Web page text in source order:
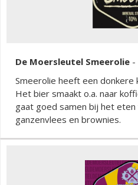
De Moersleutel Smeerolie -
Smeerolie heeft een donkere
Het bier smaakt o.a. naar
gaat goed samen bij het
ganzenvlees en brownies.